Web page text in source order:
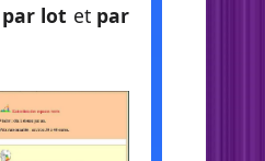
par lot et par